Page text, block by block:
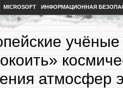
MICROSOFT ИНФОРМАЦИОННАЯ
атмосфер